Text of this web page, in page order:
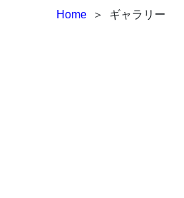
Home ＞ ギャラリー